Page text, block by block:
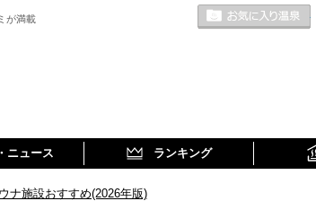
が満載
ニュース ランキング
ナ施設おすすめ(2026年版)